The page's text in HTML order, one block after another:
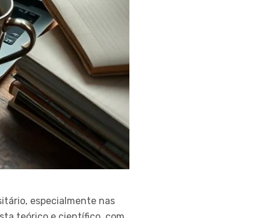
especialmente nas